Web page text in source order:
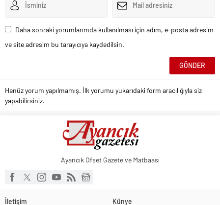
Daha sonraki yorumlarımda kullanılması için adım, e-posta adresim
ve site adresim bu tarayıcıya kaydedilsin.
Henüz yorum yapılmamış. İlk yorumu yukarıdaki form aracılığıyla siz
yapabilirsiniz.
Ayancık Ofset Gazete ve Matbaası
İletişim Künye